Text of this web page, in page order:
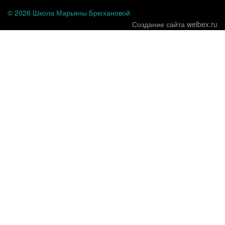
© 2026 Школа Марьяны Брюхановой
Создание сайта welbex.ru